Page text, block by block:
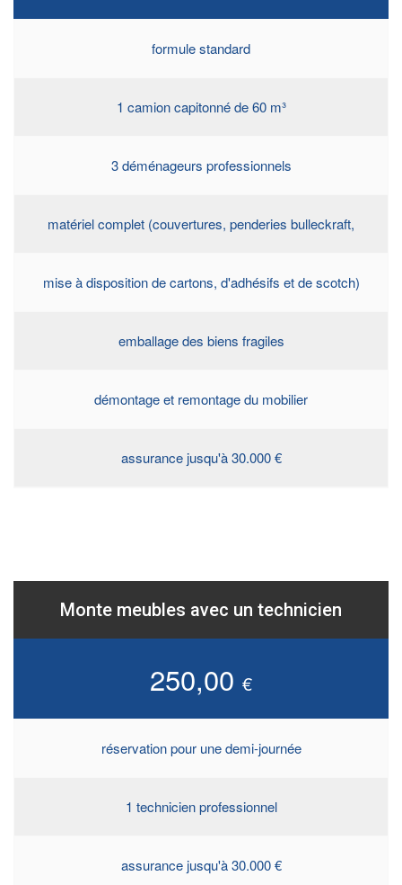
formule standard
1 camion capitonné de 60 m³
3 déménageurs professionnels
matériel complet (couvertures, penderies bulleckraft,
mise à disposition de cartons, d'adhésifs et de scotch)
emballage des biens fragiles
démontage et remontage du mobilier
assurance jusqu'à 30.000 €
Monte meubles avec un technicien
250,00 €
réservation pour une demi-journée
1 technicien professionnel
assurance jusqu'à 30.000 €